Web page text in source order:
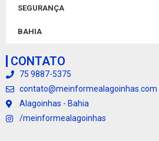
SEGURANÇA
BAHIA
CONTATO
75 9887-5375
contato@meinformealagoinhas.com
Alagoinhas - Bahia
/meinformealagoinhas